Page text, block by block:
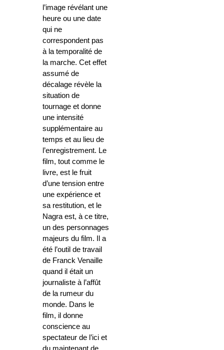
l’image révélant une
heure ou une date
qui ne
correspondent pas
à la temporalité de
la marche. Cet effet
assumé de
décalage révèle la
situation de
tournage et donne
une intensité
supplémentaire au
temps et au lieu de
l’enregistrement. Le
film, tout comme le
livre, est le fruit
d’une tension entre
une expérience et
sa restitution, et le
Nagra est, à ce titre,
un des personnages
majeurs du film. Il a
été l’outil de travail
de Franck Venaille
quand il était un
journaliste à l’affût
de la rumeur du
monde. Dans le
film, il donne
conscience au
spectateur de l’ici et